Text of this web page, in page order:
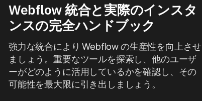
Webflow 統合と実際のインスタ
ンスの完全ハンドブック
強力な統合により Webflow の生産性を向上させ
ましょう。重要なツールを探索し、他のユーザ
ーがどのように活用しているかを確認し、その
可能性を最大限に引き出しましょう。